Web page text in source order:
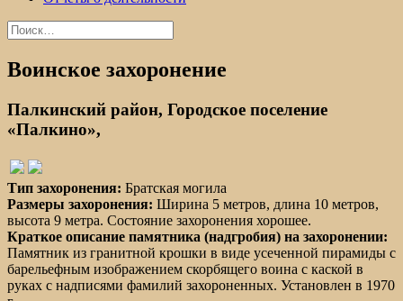
Найти:
Воинское захоронение
Палкинский район, Городское поселение
«Палкино»,
Тип захоронения: Братская могила
Размеры захоронения: Ширина 5 метров, длина 10 метров,
высота 9 метра. Состояние захоронения хорошее.
Краткое описание памятника (надгробия) на захоронении:
Памятник из гранитной крошки в виде усеченной пирамиды с
барельефным изображением скорбящего воина с каской в
руках с надписями фамилий захороненных. Установлен в 1970